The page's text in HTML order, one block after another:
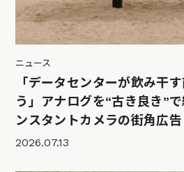
ニュース
「データセンターが飲み干
う」アナログを“古き良き”
ンスタントカメラの街角広告
2026.07.13